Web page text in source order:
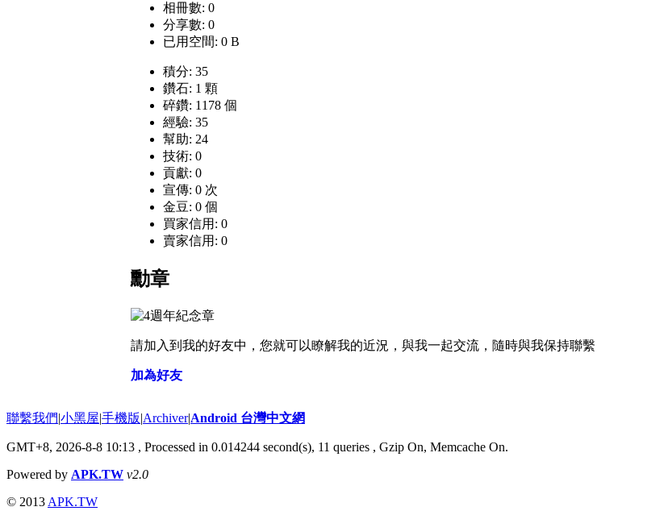
相冊數: 0
分享數: 0
已用空間: 0 B
積分: 35
鑽石: 1 顆
碎鑽: 1178 個
經驗: 35
幫助: 24
技術: 0
貢獻: 0
宣傳: 0 次
金豆: 0 個
買家信用: 0
賣家信用: 0
勳章
請加入到我的好友中，您就可以瞭解我的近況，與我一起交流，隨時與我保持聯繫
加為好友
聯繫我們|小黑屋|手機版|Archiver|Android 台灣中文網
GMT+8, 2026-8-8 10:13 , Processed in 0.014244 second(s), 11 queries , Gzip On, Memcache On.
Powered by APK.TW v2.0
© 2013 APK.TW